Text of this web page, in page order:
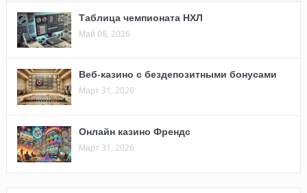
Таблица чемпионата НХЛ
Май 08, 2026
Веб-казино с бездепозитными бонусами
Март 31, 2026
Онлайн казино Френдс
Март 31, 2026